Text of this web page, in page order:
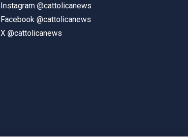
Instagram @cattolicanews
Facebook @cattolicanews
X @cattolicanews